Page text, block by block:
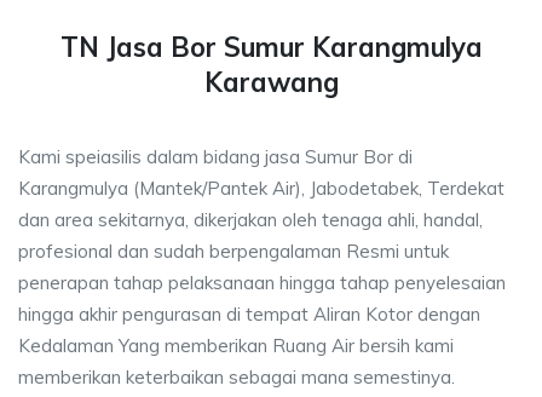
TN Jasa Bor Sumur Karangmulya
Karawang
Kami speiasilis dalam bidang jasa Sumur Bor di
Karangmulya (Mantek/Pantek Air), Jabodetabek, Terdekat
dan area sekitarnya, dikerjakan oleh tenaga ahli, handal,
profesional dan sudah berpengalaman Resmi untuk
penerapan tahap pelaksanaan hingga tahap penyelesaian
hingga akhir pengurasan di tempat Aliran Kotor dengan
Kedalaman Yang memberikan Ruang Air bersih kami
memberikan keterbaikan sebagai mana semestinya.